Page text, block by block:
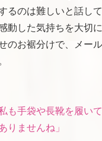
るのは難しいと話し
動した気持ちを大切
のお裾分けで、メー
も手袋や長靴を履い
りませんね」